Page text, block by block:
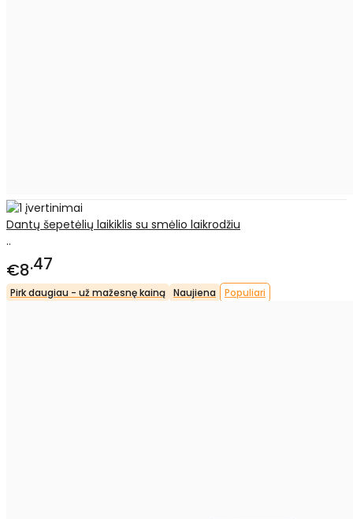
Dantų šepetėlių laikiklis su smėlio laikrodžiu
..
€8 47
Pirk daugiau - už mažesnę kainą Naujiena Populiari